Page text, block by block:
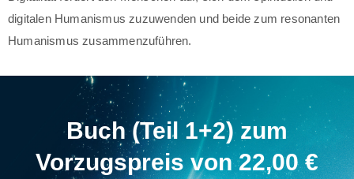
digitalen Humanismus zuzuwenden und beide zum resonanten
Humanismus zusammenzuführen.
Buch (Teil 1+2) zum
Vorzugspreis von 22,00 €